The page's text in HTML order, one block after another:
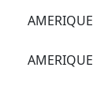
AMERIQUE
AMERIQUE